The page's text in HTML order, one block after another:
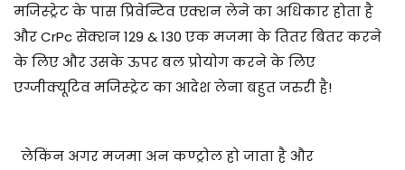
मजिस्ट्रेट के पास प्रिवेन्टिव एक्शन लेने का अधिकार होता है
और CrPc सेक्शन 129 &130 एक मजमा के तितर बितर करने
के लिए और उसके ऊपर बल प्रोयोग करने के लिए
एग्जीक्यूटिव मजिस्ट्रेट का आदेश लेना बहुत जरुरी है!
लेकिंन अगर मजमा अन कण्ट्रोल हो जाता है और